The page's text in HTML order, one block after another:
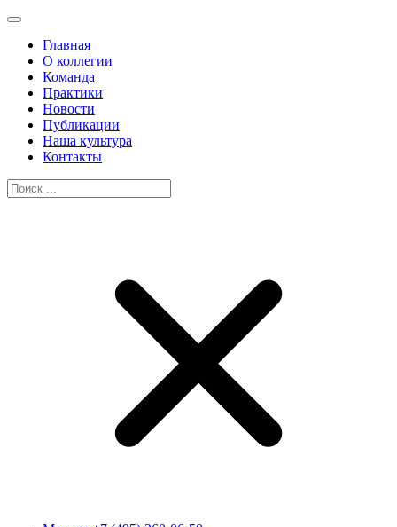
Главная
О коллегии
Команда
Практики
Новости
Публикации
Наша культура
Контакты